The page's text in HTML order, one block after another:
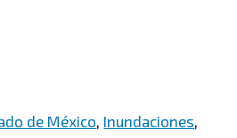
de México, Inundaciones,